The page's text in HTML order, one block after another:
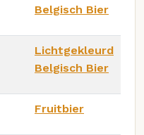
Belgisch Bier
Lichtgekleurd
Belgisch Bier
Fruitbier